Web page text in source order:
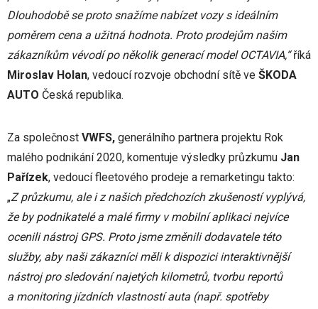
Dlouhodobě se proto snažíme nabízet vozy s ideálním
poměrem cena a užitná hodnota. Proto prodejům našim
zákazníkům vévodí po několik generací model OCTAVIA,“říká
Miroslav Holan, vedoucí rozvoje obchodní sítě ve ŠKODA
AUTO Česká republika.
Za společnost VWFS, generálního partnera projektu Rok
malého podnikání 2020, komentuje výsledky průzkumu Jan
Pařízek, vedoucí fleetového prodeje a remarketingu takto:
„Z průzkumu, ale i z našich předchozích zkušeností vyplývá,
že by podnikatelé a malé firmy v mobilní aplikaci nejvíce
ocenili nástroj GPS. Proto jsme změnili dodavatele této
služby, aby naši zákazníci měli k dispozici interaktivnější
nástroj pro sledování najetých kilometrů, tvorbu reportů
a monitoring jízdních vlastností auta (např. spotřeby